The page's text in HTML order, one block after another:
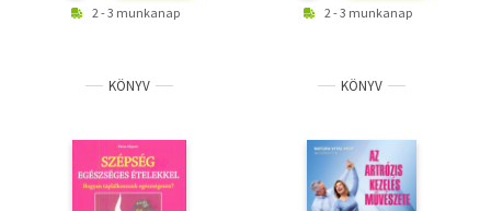
2 - 3 munkanap 2 - 3 munkanap
KÖNYV KÖNYV